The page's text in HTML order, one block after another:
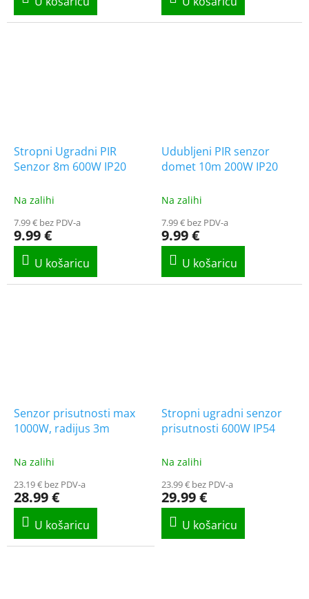
Stropni Ugradni PIR
Senzor 8m 600W IP20
Na zalihi
7.99 € bez PDV-a
9.99 €
Udubljeni PIR senzor
domet 10m 200W IP20
Na zalihi
7.99 € bez PDV-a
9.99 €
Senzor prisutnosti max
1000W, radijus 3m
Na zalihi
23.19 € bez PDV-a
28.99 €
Stropni ugradni senzor
prisutnosti 600W IP54
Na zalihi
23.99 € bez PDV-a
29.99 €